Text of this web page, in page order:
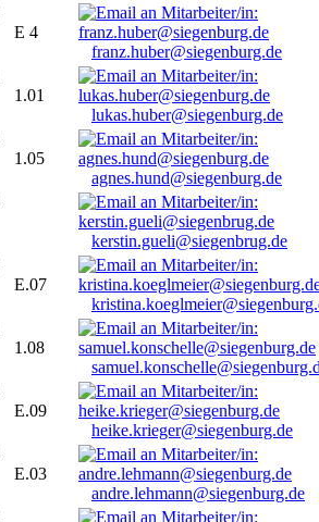
E 4
franz.huber@siegenburg.de
1.01
lukas.huber@siegenburg.de
1.05
agnes.hund@siegenburg.de
kerstin.gueli@siegenbrug.de
E.07
1.08
E.09
heike.krieger@siegenburg.de
E.03
andre.lehmann@siegenburg.de